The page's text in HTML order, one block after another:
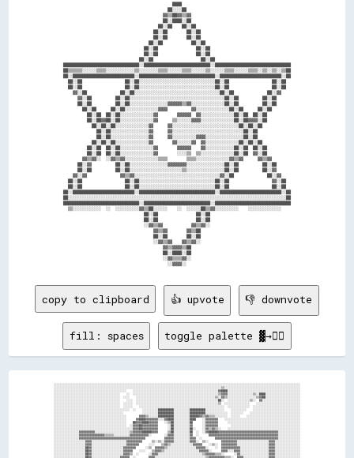
                                              ████
                                            ██░░░░██
                                          ▓▓▒▒██▓▓▒▒▓▓
                                          ██░░████░░██
                                        ██░░██    ██░░██
                                      ██░░██        ██░░██
                                      ██░░██        ██░░██
                                    ██░░██            ██░░██
                                  ██░░██                ██░░██
                                  ██░░██                ██░░██
                                ██░░██                    ██░░██
████████████████████████████████░░████████████████████████████░░████████████████████████████████
██▒▒▒▒▒▒░░░░░░▒▒▒▒░░░░░░░░░░░░▒▒░░░░░░░░▒▒▒▒░░░░░░▒▒▒▒░░░░░░▒▒░░░░░░▒▒▒▒░░░░░░▒▒▒▒░░▒▒░░▒▒░░▒▒██
██░░██████████████████████████░░████████████████████████████████░░██████████████████████████░░██
  ██░░██                  ██░░██░░░░░░░░░░░░░░░░░░░░░░░░░░░░░░░░██░░██                  ██░░██
  ██░░██                  ██░░██░░░░░░░░░░░░░░░░░░░░░░░░░░░░░░░░██░░██                  ██░░██
    ▓▓░░██              ██░░██░░░░░░░░░░░░░░░░░░░░░░░░░░░░░░░░░░░░██░░██              ██░░▓▓
      ▓▓░░██          ██░░██░░░░░░░░░░░░░░░░░░░░░░░░░░░░░░░░░░░░░░░░██░░██          ██░░██
      ██░░██          ██░░██░░░░░░░░░░░░░░░░▓▓▓▓▓▓▒▒▓▓░░░░░░░░░░░░░░██░░██          ██░░██
        ██░░██      ██░░██░░░░░░░░░░░░░░▓▓▓▓          ▓▓░░░░░░░░░░░░░░██░░██      ██░░██
          ██░░██  ██░░██░░░░░░░░░░░░░░▓▓        ▓▓▓▓▓▓  ▓▓░░░░░░░░░░░░░░██░░██  ██░░██
          ██░░██▓▓██░░██░░░░░░░░░░░░░░▓▓      ▒▒░░░░░░▓▓▓▓░░░░░░░░░░░░░░██░░██▓▓▓▓░░██
            ██░░██░░██░░░░░░░░░░░░░░▓▓      ▓▓░░░░░░░░░░░░░░░░░░░░░░░░░░░░██░░██░░██
              ██░░██░░░░░░░░░░░░░░░░▓▓      ▓▓░░░░░░░░░░░░░░░░░░░░░░░░░░░░░░██░░██
              ██░░██░░░░░░░░░░░░░░░░▓▓      ▓▓░░░░░░░░░░▓▓▓▓░░░░░░░░░░░░░░░░██░░██
            ██░░██░░██░░░░░░░░░░░░░░▓▓        ▓▓░░░░░░▓▓  ▓▓░░░░░░░░░░░░░░██░░██░░██
          ██░░██  ██░░██░░░░░░░░░░░░░░▓▓        ▓▓▓▓▓▓    ▓▓░░░░░░░░░░░░██░░██  ██░░██
          ██░░██  ██░░██░░░░░░░░░░░░░░▓▓        ░░░░▒▒  ▒▒░░░░░░░░░░░░░░██░░██  ▓▓░░██
        ▓▓▒▒▓▓░░  ░░▓▓▒▒▓▓░░░░░░░░░░░░░░▒▒▒▒        ▒▒▒▒░░░░░░░░░░░░░░▓▓▒▒▓▓      ▓▓▒▒▓▓
      ██░░▓▓          ██░░██░░░░░░░░░░░░░░░░▓▓▓▓▓▓▓▓░░░░░░░░░░░░░░░░██░░██          ██░░██
      ██░░██          ██░░██░░░░░░░░░░░░░░░░░░░░░░▒▒░░░░░░░░░░░░░░░░██░░██          ██░░▓▓
    ▓▓░░▓▓              ▓▓▒▒▓▓░░░░░░░░░░░░░░░░░░░░░░░░░░░░░░░░░░░░▓▓░░██              ██░░▓▓
  ██░░██                  ██░░██░░░░░░░░░░░░░░░░░░░░░░░░░░░░░░░░██░░██                  ▓▓░░██
  ██░░██                  ██░░██░░░░░░░░░░░░░░░░░░░░░░░░░░░░░░░░██░░██                  ██░░██
██░░██████████████████████████░░████████████████████████████████░░██████████████████████████░░██
██░░░░░░░░░░░░░░░░░░░░░░░░░░░░░░░░░░░░░░░░░░░░░░░░░░░░░░░░░░░░░░░░░░░░░░░░░░░░░░░░░░░░░░░░░░░░██
████████████████████████████████░░████████████████████████████░░████████████████████████████████
  ▒▒░░░░░░░░░░░░  ░░  ░░░░░░░░░░▓▓▒▒██░░░░░░    ░░  ░░░░░░██▒▒▓▓░░░░░░░░░░    ░░░░░░░░░░░░░░
                                  ██░░██                ██░░██
                                  ██░░██                ██░░██
                                  ░░▓▓▒▒▓▓            ▓▓▒▒▓▓░░
                                      ▓▓▒▒▓▓        ▓▓▒▒██
                                      ██░░██        ██░░██
                                      ░░▓▓▒▒▓▓    ▓▓▒▒▓▓░░
                                          ▓▓▒▒▓▓▓▓▒▒██
                                          ██░░████░░██
                                          ░░▓▓▒▒▒▒▓▓░░
copy to clipboard 👍 upvote 👎 downvote
fill: spaces toggle palette ▓→✊🏽
░░░░░░░░░░░░░░░░░░░░░░░░░░░░░░░░░░░░░░░░░░░░░░    ░░░░░░░░░░░░░░░░░░░░░░░░░░░░░░░░░░░░░░░░░░░░░░░░░░░░░░▓▓████░░░░░░░░░░░░░░░░░░░░░░░░░░░░░░░░░░░░░░░░░░░░░░
░░░░░░░░░░░░░░░░░░░░░░░░░░░░░░░░░░░░░░░░░░    ░░  ░░░░░░░░░░░░░░░░░░░░░░░░░░░░░░░░░░░░░░░░░░░░░░░░░░░░░░▒▒▓▓▓▓░░░░░░░░░░░░░░░░▒▒░░████░░░░░░░░░░░░░░░░░░░░░░
░░░░░░░░░░░░░░░░░░░░░░░░░░░░░░░░░░░░░░░░░░  ░░░░    ░░░░░░░░░░░░░░░░░░░░░░░░░░░░░░░░░░░░░░░░░░░░░░░░░░▒▒░░▓▓▒▒░░░░░░░░░░░░░░░░░░▒▒▓▓██░░░░░░░░░░░░░░░░░░░░░░
░░░░░░░░░░░░░░░░░░░░░░░░░░░░░░░░░░░░░░░░░░    ░░░░  ░░░░░░░░░░░░░░░░░░░░░░░░░░░░░░░░░░░░░░░░░░░░░░░░░░░░██░░  ░░░░░░░░░░░░░░▒▒░░  ▓▓░░░░░░░░░░░░░░░░░░░░░░░░
░░░░░░░░░░░░░░░░░░░░░░░░░░░░░░░░░░░░░░░░░░░░░░░░  ░░    ░░░░░░░░░░██████████░░░░░░░░░░██████████░░░░░░░░░░░░    ░░░░░░░░░░    ░░░░░░░░░░░░░░░░░░░░░░░░░░░░░░
░░░░░░░░░░░░░░░░░░░░░░░░░░░░░░░░░░░░░░░░░░░░            ░░░░░░░░░░██████████░░░░░░░░░░██████████░░░░░░░░░░░░░░  ░░░░░░░░    ░░░░░░░░░░░░░░░░░░░░░░░░░░░░░░░░
░░░░░░░░░░░░░░░░░░░░░░░░░░░░░░░░░░░░░░░░░░░░░░        ▓▓▓▓▒▒░░░░░░██████████░░░░░░░░░░██████▓▓▒▒▓▓▒▒▒▒░░░░░░░░  ░░░░░░    ░░░░░░░░░░░░░░░░░░░░░░░░░░░░░░░░░░
░░░░░░░░░░░░░░░░░░░░░░░░░░░░░░░░░░░░░░░░░░░░░░      ▓▓████▓▓▓▓▓▓▓▓░░░░▓▓████░░░░░░░░░░████    ░░▓▓▓▓▓▓▓▓    ░░░░░░░░░░░░░░░░░░░░░░░░░░░░░░░░░░░░░░░░░░░░░░░░
░░░░░░░░░░░░░░░░░░░░░░░░░░░░░░░░░░░░░░░░░░░░░░    ██▓▓▓▓████▓▓▓▓▓▓    ░░▒▒██░░░░░░░░░░██      ░░▓▓▓▓▓▓▓▓      ░░░░░░░░░░░░░░░░░░░░░░░░░░░░░░░░░░░░░░░░░░░░░░
░░░░░░░░░░░░░░░░░░░░░░░░░░░░░░░░░░░░░░░░░░░░░░  ░░▓▓▓▓██▓▓▓▓▓▓▓▓▓▓      ░░██░░░░░░░░░░▓▓      ░░▓▓▓▓▓▓▓▓        ░░░░░░░░░░░░░░░░░░░░░░░░░░░░░░░░░░░░░░░░░░░░
░░░░░░░░░░░░░░░░░░░░░░░░░░░░░░░░░░░░░░░░░░░░░░░░░░▓▓▓▓██▓▓▓▓▓▓▓▓▓▓      ░░██░░░░░░░░░░██░░    ░░▓▓▒▒▓▓▒▒░░    ░░░░░░░░░░░░░░░░░░░░░░░░░░░░░░░░░░░░░░░░░░░░░░
░░░░░░░░░░░░░░░░▓▓▓▓▓▓▓▓▓▓░░░░░░░░░░░░░░░░░░░░░░▒▒▓▓▓▓▓▓██████▓▓▓▓      ▒▒██░░░░░░░░░░██  ░░  ░░▓▓██████▓▓▓▓▓▓▓▓▓▓▓▓▓▓▓▓▓▓▓▓▓▓▓▓▓▓▓▓▓▓▓▓▓▓▓▓▓▓░░░░░░░░░░░░░░
░░░░░░░░░░░░░░░░▓▓▓▓▓▓▓▓▓▓▓▓▓▓▓▓▒▒▒▒▒▒░░░░░░░░░░▓▓▓▓▓▓▓▓▓▓▓▓░░        ░░▓▓▓▓░░░░░░░░░░▓▓  ░░      ▓▓▓▓▓▓▓▓▓▓▓▓▓▓▓▓▓▓▓▓▓▓▓▓▓▓▓▓▓▓▓▓▓▓▓▓▓▓▓▓▓▓▓▓░░░░░░░░░░░░░░
░░░░░░░░░░░░░░░░▓▓▓▓▓▓▓▓▓▓▓▓▓▓▓▓▓▓▓▓▓▓▓▓▓▓▓▓▓▓▓▓▓▓▓▓▓▓▓▓▓▓            ▓▓▓▓▓▓░░░░░░░░░░▓▓▓▓  ░░        ▓▓▓▓▓▓▓▓▓▓▓▓▓▓▓▓▓▓▓▓▓▓▓▓▓▓▓▓▓▓▓▓▓▓▓▓▓▓▓▓░░░░░░░░░░░░░░
░░░░░░░░░░░░░░░░░░░░▓▓▓▓░░░░░░░░░░░░░░░░░░░░░░▓▓▓▓▓▓▓▓▓▓      ▒▒░░▒▒░░▓▓▓▓▓▓░░░░░░░░░░▓▓▓▓░░  ▒▒░░        ▓▓▓▓▓▓▓▓▓▓░░░░░░░░░░░░░░░░░░░░▓▓▓▓░░░░░░░░░░░░░░░░
░░░░░░░░░░░░░░░░░░░░▓▓▓▓░░░░░░░░░░░░░░░░░░░░░░▓▓▓▓▓▓▓▓      ░░░░    ▒▒▓▓▒▒░░░░░░░░░░░░░░▓▓▓▓▓▓    ░░▒▒░░  ▓▓▓▓▓▓▓▓▓▓░░░░░░░░░░░░░░░░░░░░▓▓▓▓░░░░░░░░░░░░░░░░
░░░░░░░░░░░░░░░░░░░░██▓▓░░░░░░░░░░░░░░░░░░░░▓▓▓▓▓▓▓▓      ░░▒▒  ▓▓▓▓▓▓▒▒░░░░░░░░░░░░░░░░░░▓▓▓▓▓▓░░    ░░  ▓▓▓▓▓▓▓▓▓▓▓▓░░░░░░░░░░░░░░░░░░▓▓▓▓░░░░░░░░░░░░░░░░
░░░░░░░░░░░░░░░░░░░░██▓▓░░░░░░░░░░░░░░░░░░░░▓▓▓▓▓▓    ░░░░    ▒▒▓▓▓▓▒▒░░░░░░░░░░░░░░░░░░░░░░▓▓▓▓▓▓░░      ▓▓▓▓░░░░▓▓▓▓░░░░░░░░░░░░░░░░░░▓▓▓▓░░░░░░░░░░░░░░░░
░░░░░░░░░░░░░░░░░░░░██▓▓░░░░░░░░░░░░░░░░░░░░▓▓▓▓▒▒  ░░      ░░▓▓▓▓░░░░░░░░░░░░░░░░░░░░░░░░░░░░▒▒▓▓▓▓▓▓▒▒▒▒░░      ░░▓▓░░░░░░░░░░░░░░░░░░▓▓▓▓░░░░░░░░░░░░░░░░
░░░░░░░░░░░░░░░░░░░░██▓▓░░░░░░░░░░░░░░░░░░▓▓▓▓▓▓  ░░        ▓▓▓▓░░░░░░░░░░░░░░░░░░░░░░░░░░░░░░░░▒▒▓▓▓▓▓▓▓▓▓▓▒▒▒▒░░  ▓▓▓▓░░░░░░░░░░░░░░░░▓▓▓▓░░░░░░░░░░░░░░░░